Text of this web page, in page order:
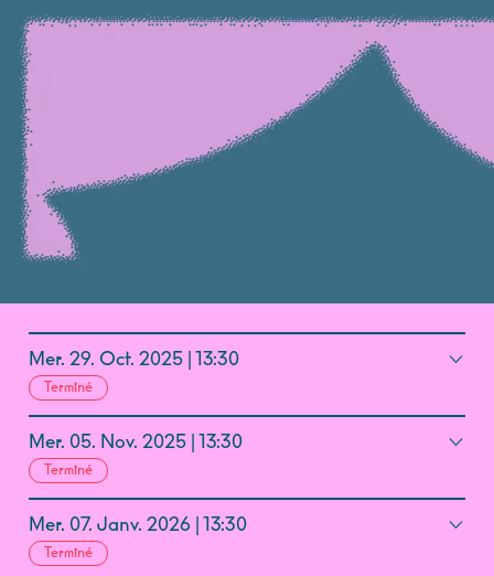
Mer. 29. Oct. 2025 13:30
Terminé
Mer. 05. Nov. 2025 13:30
Terminé
Mer. 07. Janv. 2026 13:30
Terminé